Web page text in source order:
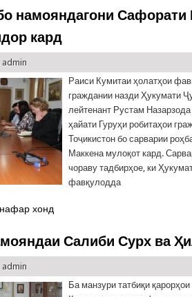
намояндагони
кард
admin
Раиси Кумитаи ҳолатҳои
граждании назди Ҳукумати
лейтенант Рустам
ҳайати Гуруҳи робитаҳои
Тоҷикистон бо сарварии
Маккена мулоқот кард.
чораву тадбирҳое, ки
фавқулодда
КҲФ бо намояндагони Сафорати
хонд
Салиби Сурх ва
admin
Ба манзури татбиқи